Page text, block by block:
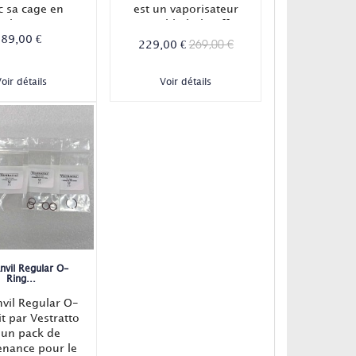
sa cage en
et protège la
pour
89,00 €
détails
est un vaporisateur
manuelle au briquet
communauté pour
229,00 €269,00 €
Voir détails
Regular O-
Ring...
Regular O-
par Vestratto
pack de
pour le